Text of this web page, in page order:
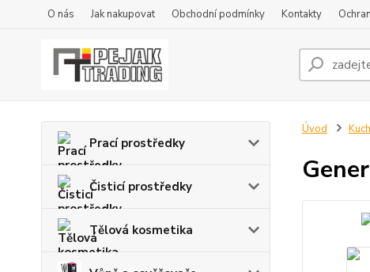
O nás Jak nakupovat Obchodní podmínky Kontakty
Prací prostředky
Čisticí prostředky
Tělová kosmetika
Úvod